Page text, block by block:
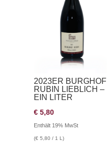
2023ER BURGHOF
RUBIN LIEBLICH –
EIN LITER
€ 5,80
Enthält 19% MwSt
(€ 5,80 / 1 L)